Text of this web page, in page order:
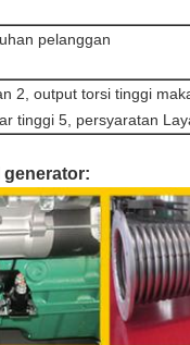
pelanggan
2, output torsi tinggi
tinggi 5, persyaratan
generator: